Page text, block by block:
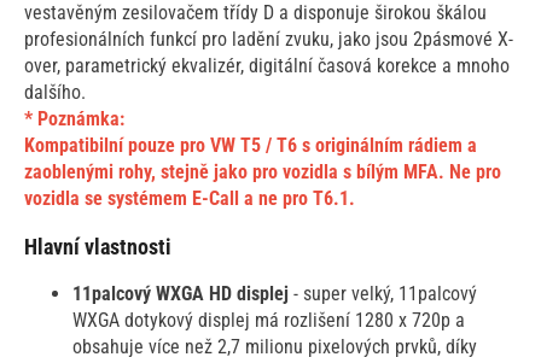
vestavěným zesilovačem třídy D a disponuje širokou škálou
profesionálních funkcí pro ladění zvuku, jako jsou 2pásmové X-
over, parametrický ekvalizér, digitální časová korekce a mnoho
dalšího.
* Poznámka:
Kompatibilní pouze pro VW T5 / T6 s originálním rádiem a
zaoblenými rohy, stejně jako pro vozidla s bílým MFA. Ne pro
vozidla se systémem E-Call a ne pro T6.1.
Hlavní vlastnosti
11palcový WXGA HD displej - super velký, 11palcový
WXGA dotykový displej má rozlišení 1280 x 720p a
obsahuje více než 2,7 milionu pixelových prvků, díky